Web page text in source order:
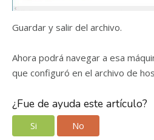
Guardar y salir del archivo.
Ahora podrá navegar a esa
que configuró en el archivo de
¿Fue de ayuda este artículo?
Si No